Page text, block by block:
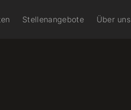
Stellenangebote Über uns